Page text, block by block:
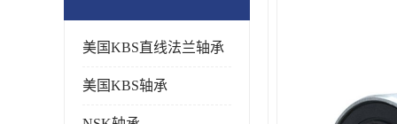
美国KBS直线法兰轴承
美国KBS轴承